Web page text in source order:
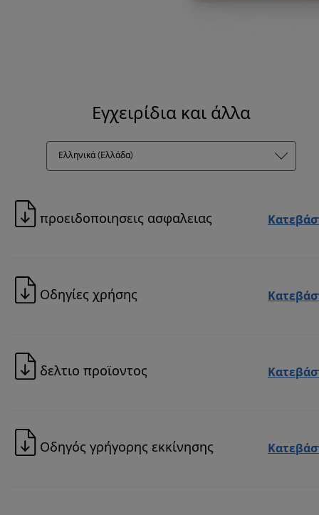
Εγχειρίδια και άλλα
Ελληνικά (Ελλάδα)
προειδοποιησεις ασφαλειας
Οδηγίες χρήσης
δελτιο προϊοντος
Οδηγός γρήγορης εκκίνησης